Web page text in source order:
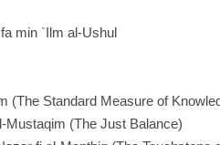
min `Ilm al-Ushul
(The Standard Measure of
Mustaqim (The Just Balance)